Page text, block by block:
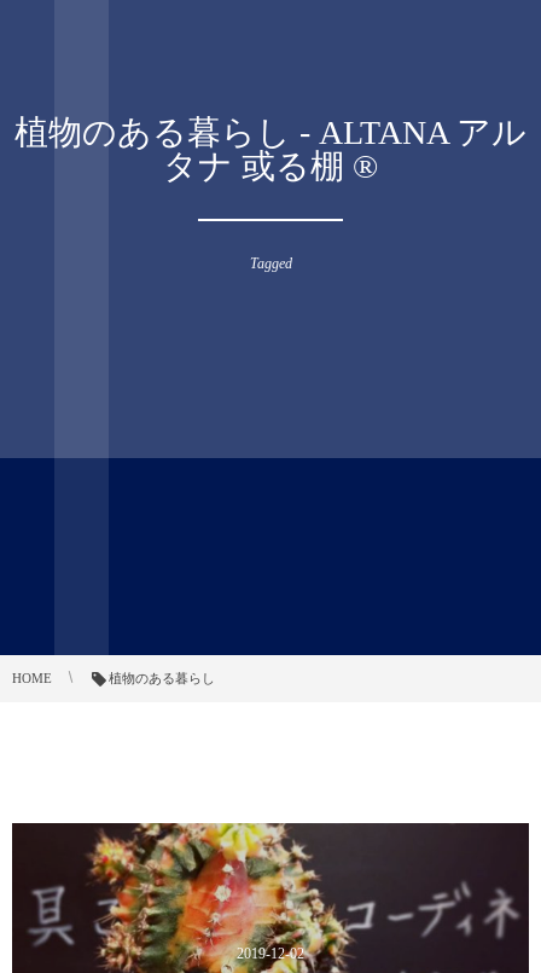
植物のある暮らし - ALTANA アル
タナ 或る棚 ®︎
Tagged
HOME 植物のある暮らし
2019-12-02